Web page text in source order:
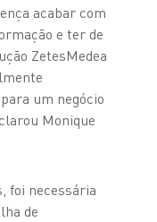
acabar com
e ter de
ZetesMedea
um negócio
Monique
foi necessária
de